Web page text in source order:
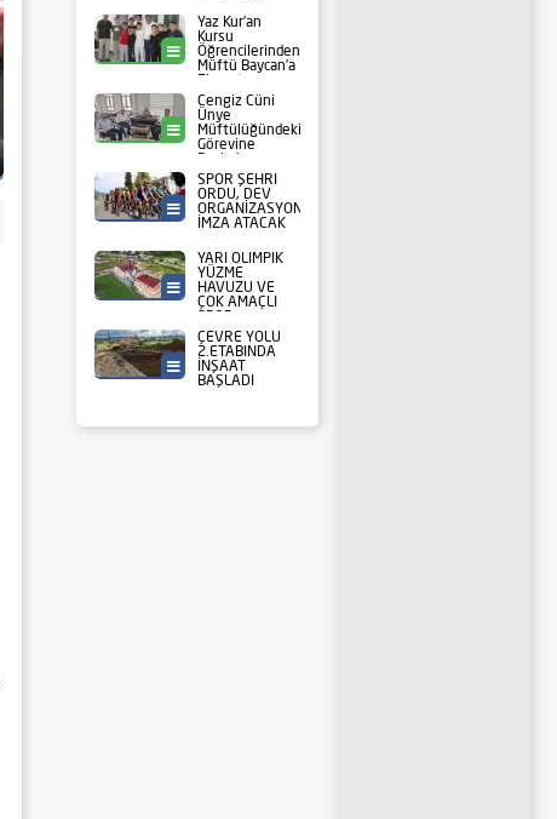
Başhekim Dr.
Yılmaz Dündar
Standı Ziyaret
Etti
Ünye
Yaz Kur’an
Kursu
Öğrencilerinden
Müftü Baycan’a
Ziyaret
Ünye
Cengiz Cüni
Ünye
Müftülüğündeki
Görevine
Başladı
Ordu Büyükşehir
SPOR ŞEHRİ
ORDU, DEV
ORGANİZASYONA
İMZA ATACAK
Ordu Büyükşehir
YARI OLİMPİK
YÜZME
HAVUZU VE
ÇOK AMAÇLI
SPOR
SALONUNUN
KABA
İNŞAATLARI
TAMAMLANDI
Ordu Büyükşehir
ÇEVRE YOLU
2.ETABINDA
İNŞAAT
BAŞLADI